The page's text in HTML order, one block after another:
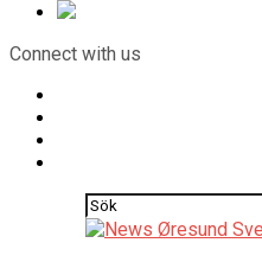
Connect with us